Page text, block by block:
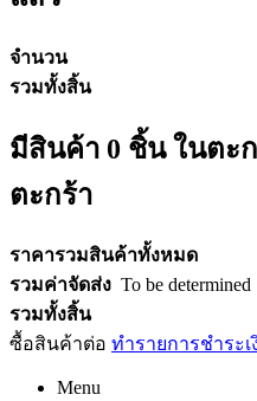
จำนวน
รวมทั้งสิ้น
มีสินค้า 0 ชิ้น ในตะ
ตะกร้า
ราคารวมสินค้าทั้งหมด
รวมค่าจัดส่ง To be determined
รวมทั้งสิ้น
ซื้อสินค้าต่อ ทำรายการชำระเ
Menu